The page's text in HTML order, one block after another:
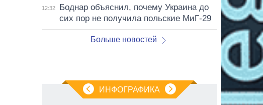
12:32
Боднар объяснил, почему Украина до
сих пор не получила польские МиГ-29
Больше новостей
ИНФОГРАФИКА